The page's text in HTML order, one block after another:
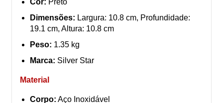
Dimensões: Largura: 10.8 cm, Profundidade:
19.1 cm, Altura: 10.8 cm
Peso: 1.35 kg
Marca: Silver Star
Material
Corpo: Aço Inoxidável